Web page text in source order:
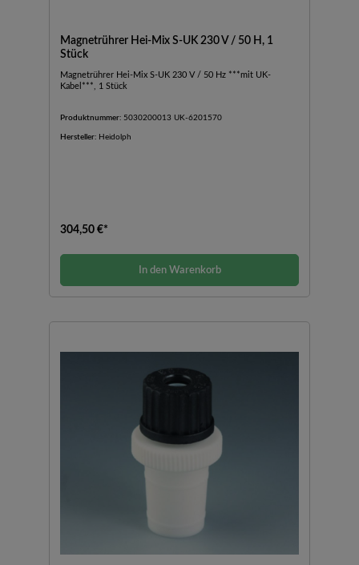
Magnetrührer Hei-Mix S-UK 230 V / 50 H, 1
Stück
Magnetrührer Hei-Mix S-UK 230 V / 50 Hz ***mit UK-
Kabel***, 1 Stück
Produktnummer: 5030200013 UK-6201570
Hersteller: Heidolph
304,50 €*
In den Warenkorb